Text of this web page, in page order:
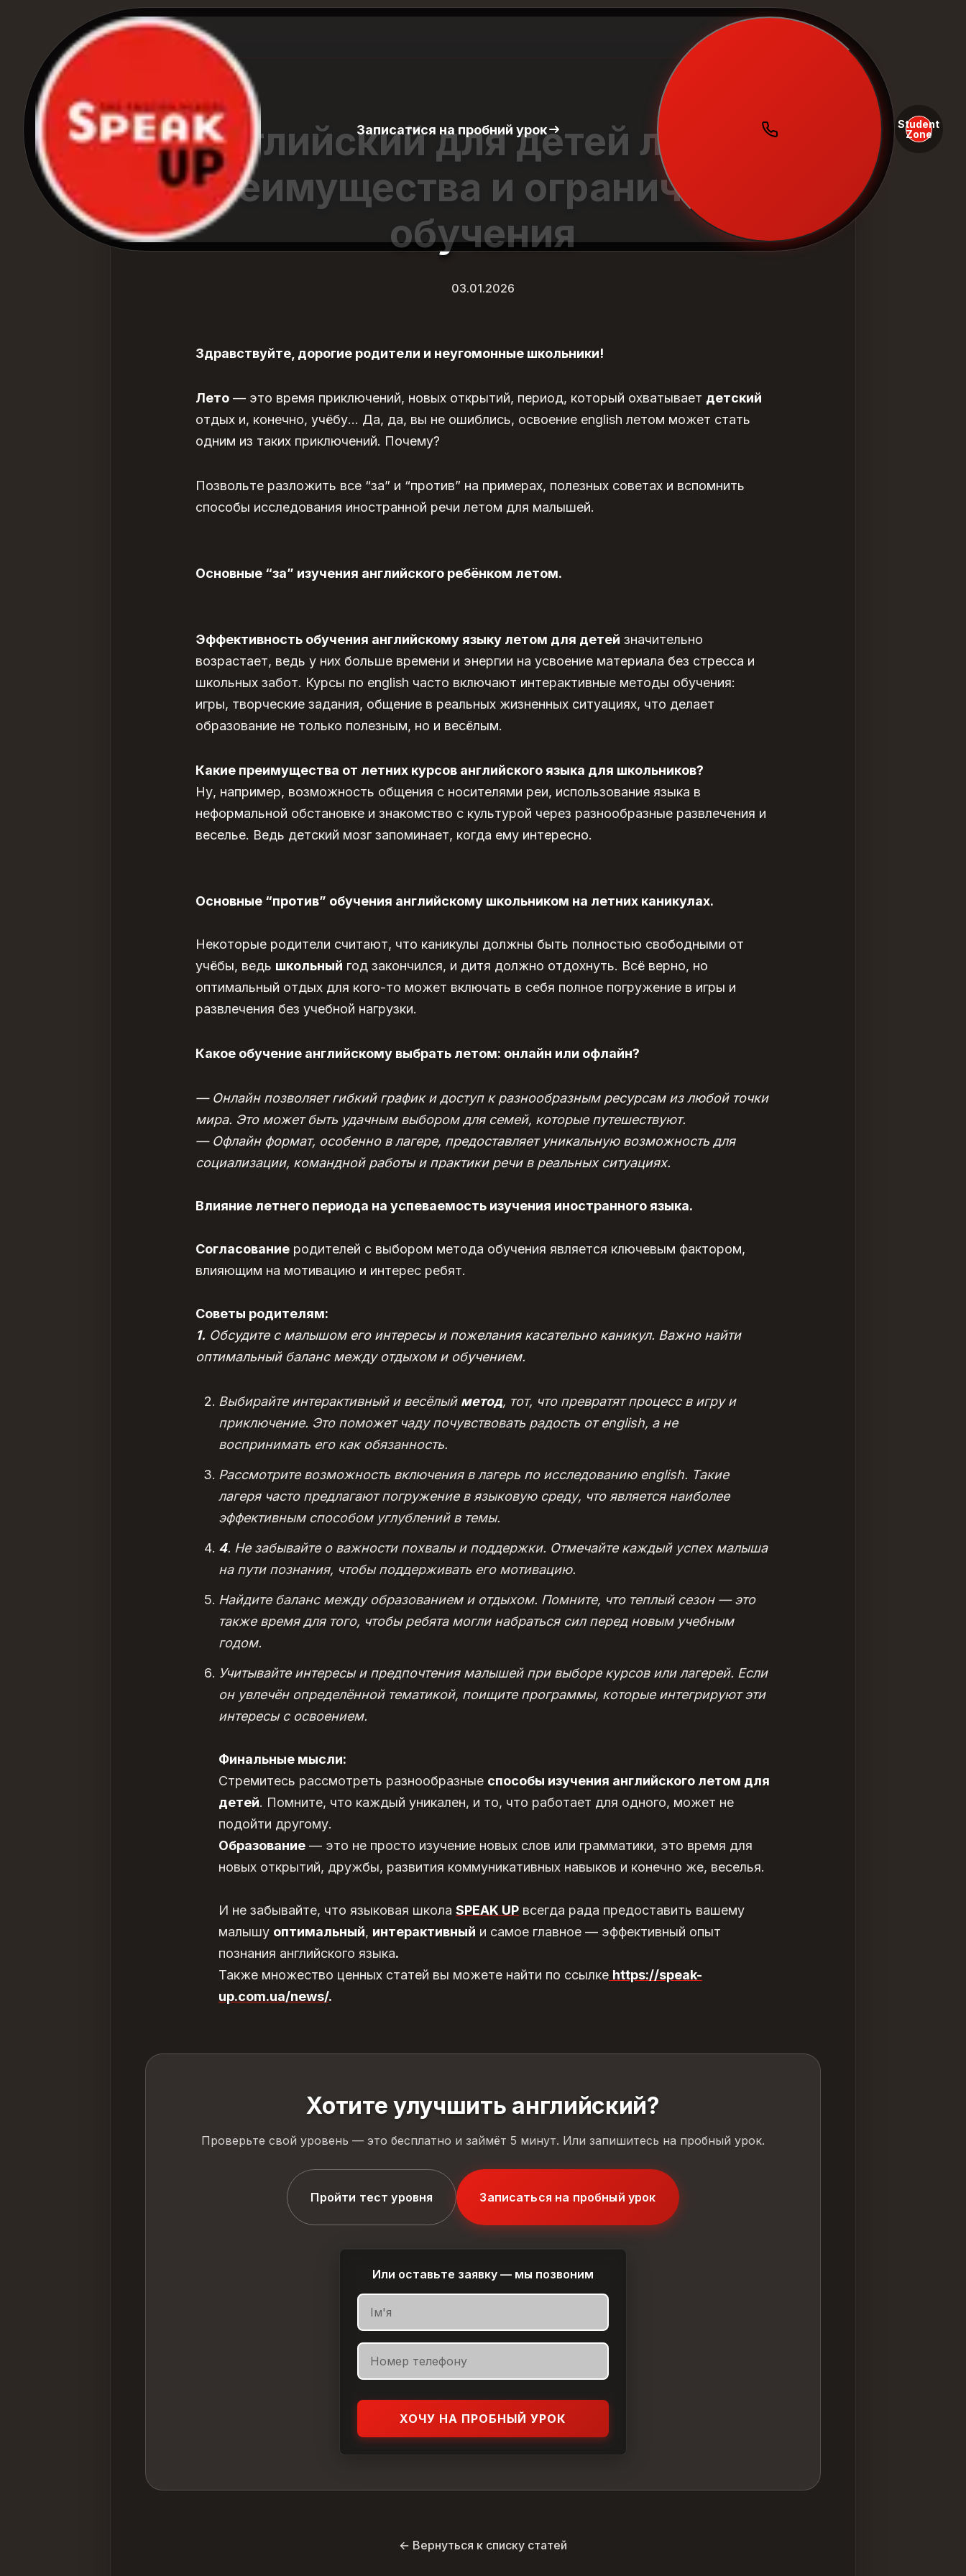
Записатися на пробний урок
Student
Zone
Английский для детей летом:
преимущества и ограничения
обучения
03.01.2026
Здравствуйте, дорогие родители и неугомонные школьники!
Лето— это время приключений, новых открытий, период, который охватывает детский
отдых и, конечно, учёбу… Да, да, вы не ошиблись, освоение english летом может стать
одним из таких приключений. Почему?
Позвольте разложить все “за” и “против” на примерах, полезных советах и вспомнить
способы исследования иностранной речи летом для малышей.
Основные “за” изучения английского ребёнком летом.
Эффективность обучения английскому языку летом для детей значительно
возрастает, ведь у них больше времени и энергии на усвоение материала без стресса и
школьных забот. Курсы по english часто включают интерактивные методы обучения:
игры, творческие задания, общение в реальных жизненных ситуациях, что делает
образование не только полезным, но и весёлым.
Какие преимущества от летних курсов английского языка для школьников?
Ну, например, возможность общения с носителями реи, использование языка в
неформальной обстановке и знакомство с культурой через разнообразные развлечения и
веселье. Ведь детский мозг запоминает, когда ему интересно.
Основные “против” обучения английскому школьником на летних каникулах.
Некоторые родители считают, что каникулы должны быть полностью свободными от
учёбы, ведь школьный год закончился, и дитя должно отдохнуть. Всё верно, но
оптимальный отдых для кого-то может включать в себя полное погружение в игры и
развлечения без учебной нагрузки.
Какое обучение английскому выбрать летом: онлайн или офлайн?
— Онлайн позволяет гибкий график и доступ к разнообразным ресурсам из любой точки
мира. Это может быть удачным выбором для семей, которые путешествуют.
— Офлайн формат, особенно в лагере, предоставляет уникальную возможность для
социализации, командной работы и практики речи в реальных ситуациях.
Влияние летнего периода на успеваемость изучения иностранного языка.
Согласованиеродителей с выбором метода обучения является ключевым фактором,
влияющим на мотивацию и интерес ребят.
Советы родителям:
1. Обсудите с малышом его интересы и пожелания касательно каникул. Важно найти
оптимальный баланс между отдыхом и обучением.
Выбирайте интерактивный и весёлый метод, тот, что превратят процесс в игру и
приключение. Это поможет чаду почувствовать радость от english, а не
воспринимать его как обязанность.
Рассмотрите возможность включения в лагерь по исследованию english. Такие
лагеря часто предлагают погружение в языковую среду, что является наиболее
эффективным способом углублений в темы.
4. Не забывайте о важности похвалы и поддержки. Отмечайте каждый успех малыша
на пути познания, чтобы поддерживать его мотивацию.
Найдите баланс между образованием и отдыхом. Помните, что теплый сезон — это
также время для того, чтобы ребята могли набраться сил перед новым учебным
годом.
Учитывайте интересы и предпочтения малышей при выборе курсов или лагерей. Если
он увлечён определённой тематикой, поищите программы, которые интегрируют эти
интересы с освоением.
Финальные мысли:
Стремитесь рассмотреть разнообразные способы изучения английского летом для
детей. Помните, что каждый уникален, и то, что работает для одного, может не
подойти другому.
Образование— это не просто изучение новых слов или грамматики, это время для
новых открытий, дружбы, развития коммуникативных навыков и конечно же, веселья.
И не забывайте, что языковая школа SPEAK UPвсегда рада предоставить вашему
малышу оптимальный, интерактивный и самое главное — эффективный опыт
познания английского языка.
Также множество ценных статей вы можете найти по ссылке https://speak-
up.com.ua/news/.
Хотите улучшить английский?
Проверьте свой уровень — это бесплатно и займёт 5 минут. Или запишитесь на пробный урок.
Пройти тест уровня Записаться на пробный урок
Или оставьте заявку — мы позвоним
ХОЧУ НА ПРОБНЫЙ УРОК
← Вернуться к списку статей